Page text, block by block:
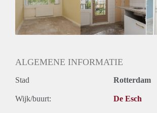
Geslacht huisgenoten: Gemengd
ALGEMENE INFORMATIE
Stad Rotterdam
Wijk/buurt: De Esch